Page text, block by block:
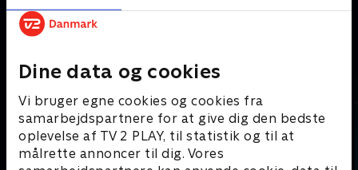
Dine data og cookies
Vi bruger egne cookies og cookies fra
samarbejdspartnere for at give dig den bedste
oplevelse af TV 2 PLAY, til statistik og til at
målrette annoncer til dig. Vores